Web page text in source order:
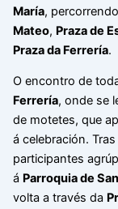
María,
Mateo, Praza de
Praza da Ferrería.
O encontro de
Ferrería, onde se
de motetes, que
á celebración.
participantes
á Parroquia de
volta a través da